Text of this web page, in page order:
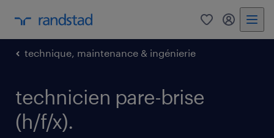
0 my
technique, maintenance & ingénierie
technicien pare-brise
(h/f/x).